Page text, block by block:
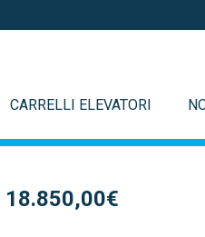
CARRELLI ELEVATORI
18.850,00€